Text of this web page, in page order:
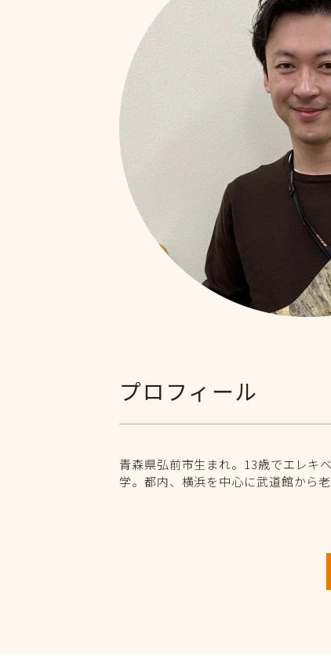
プロフィール
青森県弘前市生まれ。13歳でエレキ
学。都内、横浜を中心に武道館から